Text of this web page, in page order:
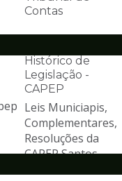
de
Capep
Contas
Ilustração
pagina
de
Capep
Histórico de
Legislação -
CAPEP
Leis Municiapis,
Complementares,
Resoluções da
CAPEP Santos